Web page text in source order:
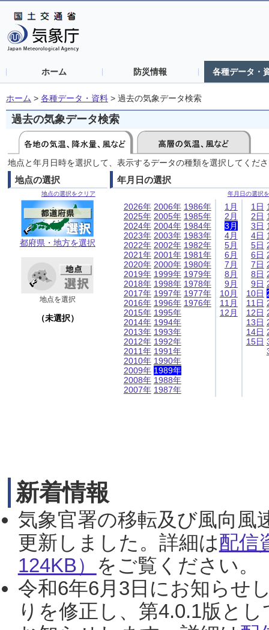
ホーム 防災情報 各種データ・
ホーム > 各種データ・資料 > 過去の気象データ検索
過去の気象データ検索
地点と年月日時を選択して、表示するデータの種類を選択してくだ
地点の選択
地点の選択をクリア
都府県・地方を選択
地点を選択
（未選択）
年月日の選択
年月日の選択
2026年
2025年
2024年
2023年
2022年
2021年
2020年
2019年
2018年
2017年
2016年
2015年
2014年
2013年
2012年
2011年
2010年
2009年
2008年
2007年
2006年
2005年
2004年
2003年
2002年
2001年
2000年
1999年
1998年
1997年
1996年
1995年
1994年
1993年
1992年
1991年
1990年
1989年
1988年
1987年
1986年
1985年
1984年
1983年
1982年
1981年
1980年
1979年
1978年
1977年
1976年
1月
2月
3月
4月
5月
6月
7月
8月
9月
10月
11月
12月
1日
2日
3日
4日
5日
6日
7日
8日
9日
10日
11日
12日
13日
14日
15日
新着情報
気象官署の移転及び風向風
更新しました。詳細は配信
124KB） をご覧ください。
令和6年6月3日にお知らせ
りを修正し、第4.0.1版と